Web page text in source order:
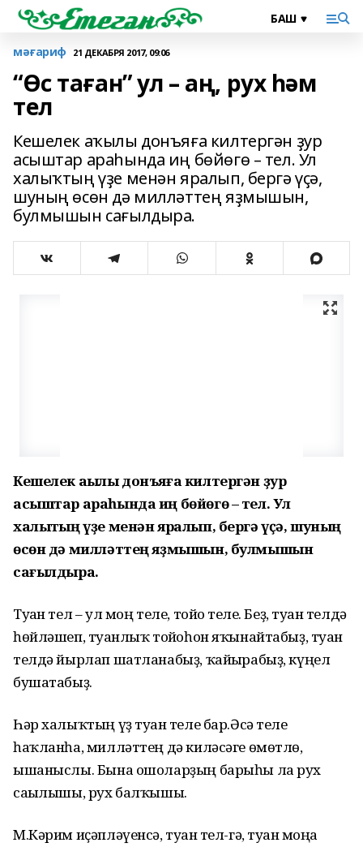
мәғариф 21 ДЕКАБРЯ 2017, 09:06
“Өс таған” ул – аң, рух һәм
тел
Кешелек аҡылы донъяға килтергән ҙур
асыштар араһында иң бөйөгө – тел. Ул
халыҡтың үҙе менән яралып, бергә үҫә,
шуның өсөн дә милләттең яҙмышын,
булмышын сағылдыра.
Кешелек аҡылы донъяға килтергән ҙур
асыштар араһында иң бөйөгө – тел. Ул
халыҡтың үҙе менән яралып, бергә үҫә, шуның
өсөн дә милләттең яҙмышын, булмышын
сағылдыра.
Туған тел – ул моң теле, тойғо теле. Беҙ, туған телдә
һөйләшеп, туғанлыҡ тойғоһон яҡынайтабыҙ, туған
телдә йырлап шатланабыҙ, ҡайғырабыҙ, күңел
бушатабыҙ.
Һәр халыҡтың үҙ туған теле бар.Әсә теле
һаҡланһа, милләттең дә киләсәге өмөтлө,
ышаныслы. Бына ошоларҙың барыһы ла рух
сағылышы, рух балҡышы.
М.Кәрим иҫәпләүенсә, туған тел-гә, туған моңға